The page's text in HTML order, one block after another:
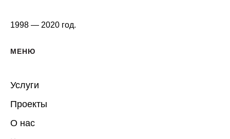
1998 — 2020 год.
МЕНЮ
Услуги
Проекты
О нас